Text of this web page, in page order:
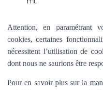
Attention, en paramétrant
cookies, certaines
nécessitent l’utilisation de
dont nous ne saurions être
Pour en savoir plus sur la